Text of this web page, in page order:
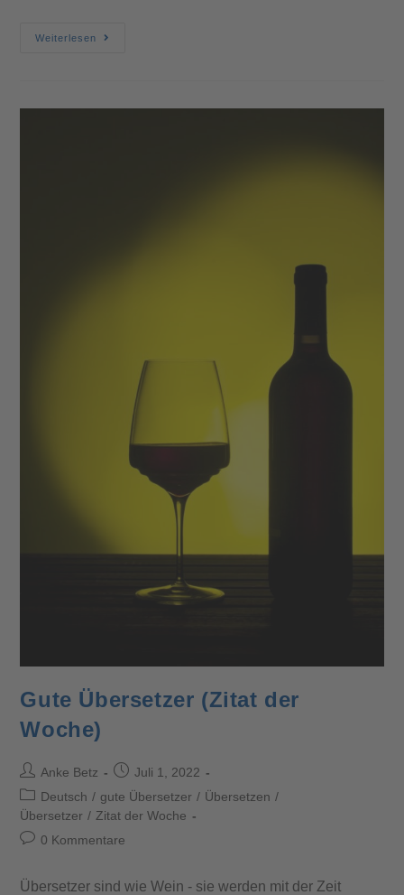
Weiterlesen
Gute Übersetzer (Zitat der
Woche)
Anke Betz
Juli 1, 2022
Deutsch / gute Übersetzer / Übersetzen /
Übersetzer / Zitat der Woche
0 Kommentare
Übersetzer sind wie Wein - sie werden mit der Zeit